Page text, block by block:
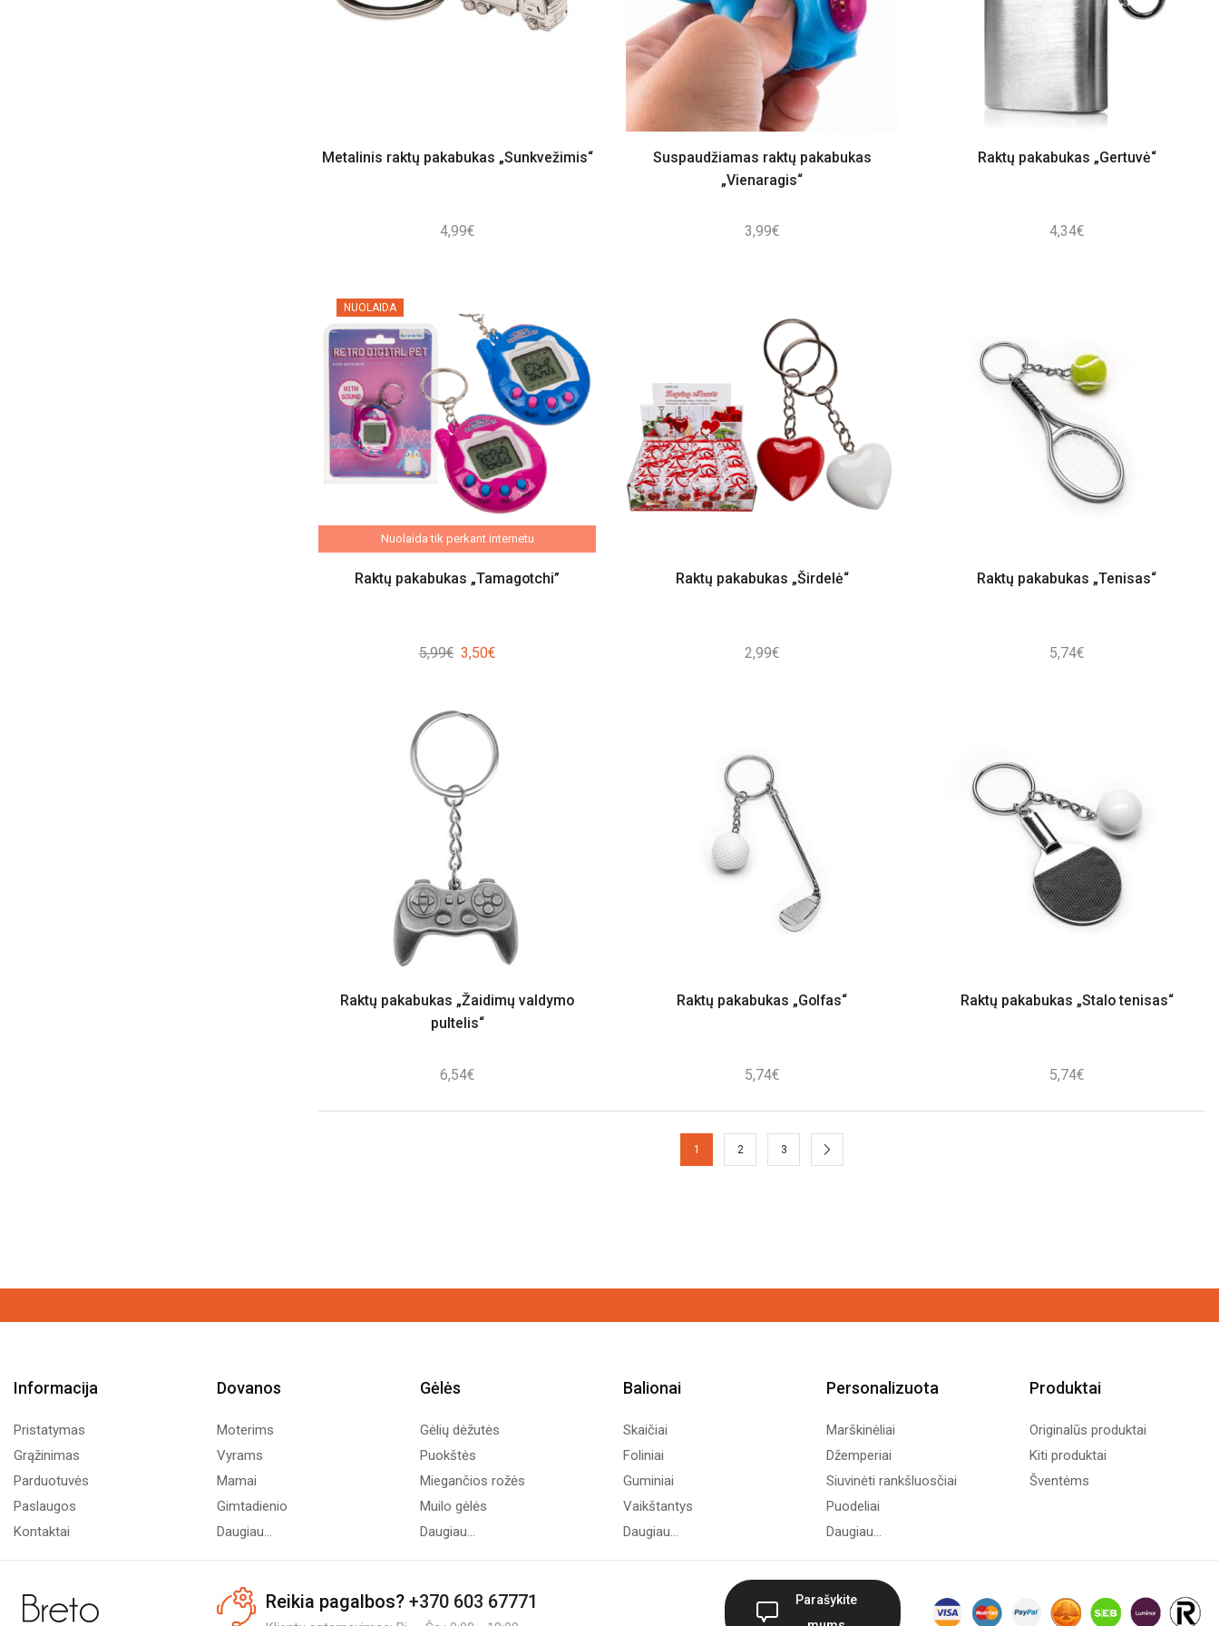
Metalinis raktų pakabukas „Sunkvežimis“
4,99€
Suspaudžiamas raktų pakabukas
„Vienaragis“
3,99€
Raktų pakabukas „Gertuvė“
4,34€
NUOLAIDA
Nuolaida tik perkant internetu
Raktų pakabukas „Tamagotchi”
5,99€ Original
5,99€.
3,50€Current
Raktų pakabukas „Širdelė“
2,99€
Raktų pakabukas „Tenisas“
5,74€
Raktų pakabukas „Žaidimų valdymo
pultelis“
6,54€
Raktų pakabukas „Golfas“
5,74€
Raktų pakabukas „Stalo tenisas“
5,74€
1 2 3
Informacija
Pristatymas
Grąžinimas
Parduotuvės
Paslaugos
Kontaktai
Dovanos
Moterims
Vyrams
Mamai
Gimtadienio
Daugiau...
Gėlės
Gėlių dėžutės
Puokštės
Miegančios rožės
Muilo gėlės
Daugiau...
Balionai
Skaičiai
Foliniai
Guminiai
Vaikštantys
Daugiau...
Personalizuota
Marškinėliai
Džemperiai
Siuvinėti rankšluosčiai
Puodeliai
Daugiau...
Produktai
Originalūs produktai
Kiti produktai
Šventėms
Reikia pagalbos? +370 603 67771
Parašykite